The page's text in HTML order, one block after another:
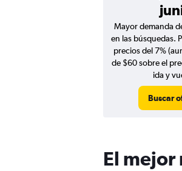
Mayor demanda
en las búsquedas.
precios del 7%
de $60 sobre el
ida y
Buscar
El